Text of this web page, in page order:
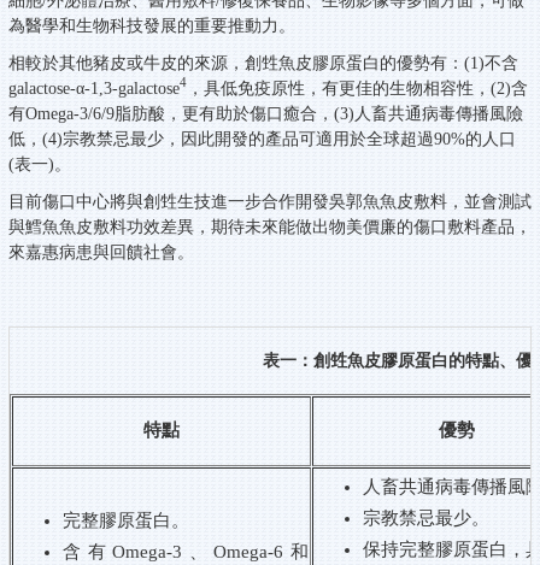
為醫學和生物科技發展的重要推動力。
相較於其他豬皮或牛皮的來源，創甡魚皮膠原蛋白的優勢有：(1)不含
galactose-α-1,3-galactose4 ，具低免疫原性，有更佳的生物相容性，(2)含
有Omega-3/6/9脂肪酸，更有助於傷口癒合，(3)人畜共通病毒傳播風險
低，(4)宗教禁忌最少，因此開發的產品可適用於全球超過90%的人口
(表一)。
目前傷口中心將與創甡生技進一步合作開發吳郭魚魚皮敷料，並會測試
與鱈魚魚皮敷料功效差異，期待未來能做出物美價廉的傷口敷料產品，
來嘉惠病患與回饋社會。
表一：創甡魚皮膠原蛋白的特點、優
特點 優勢
完整膠原蛋白。
含有Omega-3 、Omega-6 和
人畜共通病毒傳播風
宗教禁忌最少。
保持完整膠原蛋白，